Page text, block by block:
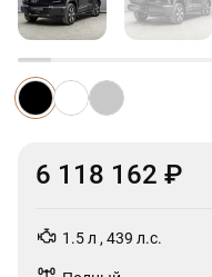
6 118 162 ₽
1.5 л , 439 л.с.